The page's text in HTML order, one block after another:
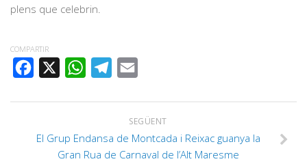
plens que celebrin.
COMPARTIR
FACEBOOK
WHATSAPPTELEGRAM
SEGÜENT
El Grup Endansa de Montcada i Reixac guanya la
Gran Rua de Carnaval de l’Alt Maresme